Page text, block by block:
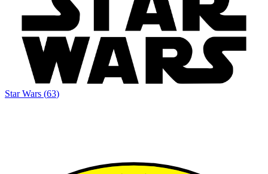
Star Wars (63)